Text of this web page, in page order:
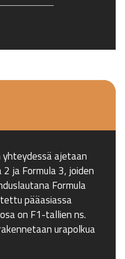
yhteydessä ajetaan
ja Formula 3, joiden
Formula
pääasiassa
on F1-tallien ns.
urapolkua